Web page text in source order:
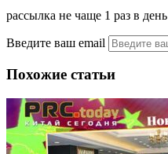
рассылка не чаще 1 раз в день
Введите ваш email
Похожие статьи